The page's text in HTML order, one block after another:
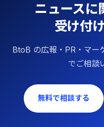
ニュースに
受け付
BtoB の広報・PR・マー
でご相談
無料で相談する